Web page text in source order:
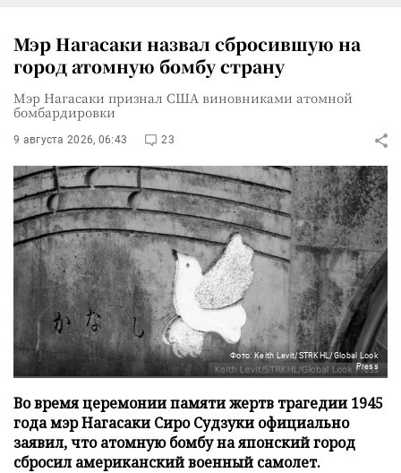
Мэр Нагасаки назвал сбросившую на
город атомную бомбу страну
Мэр Нагасаки признал США виновниками атомной
бомбардировки
9 августа 2026, 06:43 23
Фото: Keith Levit/STRKHL/Global Look
Press
Во время церемонии памяти жертв трагедии 1945
года мэр Нагасаки Сиро Судзуки официально
заявил, что атомную бомбу на японский город
сбросил американский военный самолет.